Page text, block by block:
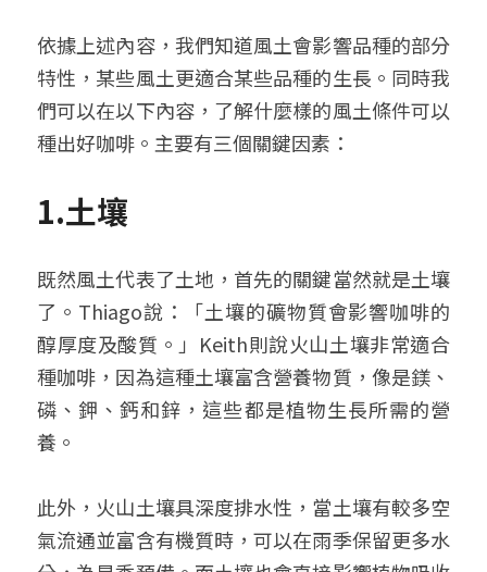
依據上述內容，我們知道風土會影響品種的部分
特性，某些風土更適合某些品種的生長。同時我
們可以在以下內容，了解什麼樣的風土條件可以
種出好咖啡。主要有三個關鍵因素：
1.土壤
既然風土代表了土地，首先的關鍵當然就是土壤
了。Thiago說：「土壤的礦物質會影響咖啡的
醇厚度及酸質。」Keith則說火山土壤非常適合
種咖啡，因為這種土壤富含營養物質，像是鎂、
磷、鉀、鈣和鋅，這些都是植物生長所需的營
養。
此外，火山土壤具深度排水性，當土壤有較多空
氣流通並富含有機質時，可以在雨季保留更多水